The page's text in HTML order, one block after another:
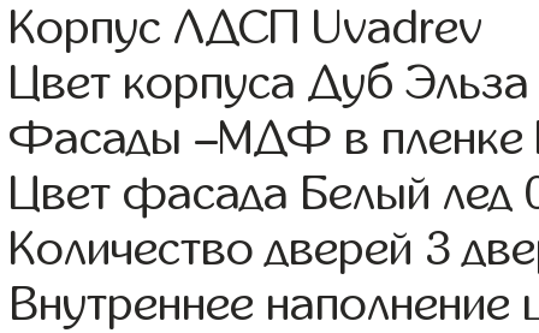
Корпус ЛДСП Uvadrev
Цвет корпуса Дуб Эльза
Фасады –МДФ в пленке
Цвет фасада Белый лед
Количество дверей 3
Внутреннее